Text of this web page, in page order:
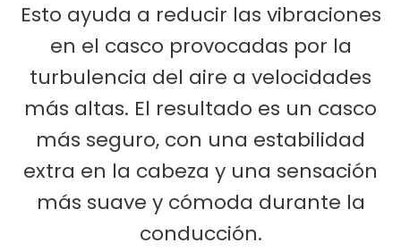
Esto ayuda a reducir las vibraciones
en el casco provocadas por la
turbulencia del aire a velocidades
más altas. El resultado es un casco
más seguro, con una estabilidad
extra en la cabeza y una sensación
más suave y cómoda durante la
conducción.